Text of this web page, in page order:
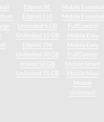
Edpnet 8€
Edpnet 11€
Unlimited 5 GB
Unlimited 15 GB
Edpnet 19€
Unlimited 50 GB
limited 50 GB
Unlimited 75 GB
Mobile Essential
Mobile Essential
FullControl
Mobile Easy
Mobile Easy
FullControl
Mobile Smart
Mobile Maxi
Mobile
Unlimited